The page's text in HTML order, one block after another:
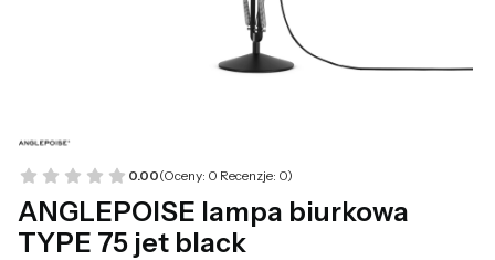
0.00(Oceny: 0 Recenzje: 0)
ANGLEPOISE lampa biurkowa
TYPE 75 jet black